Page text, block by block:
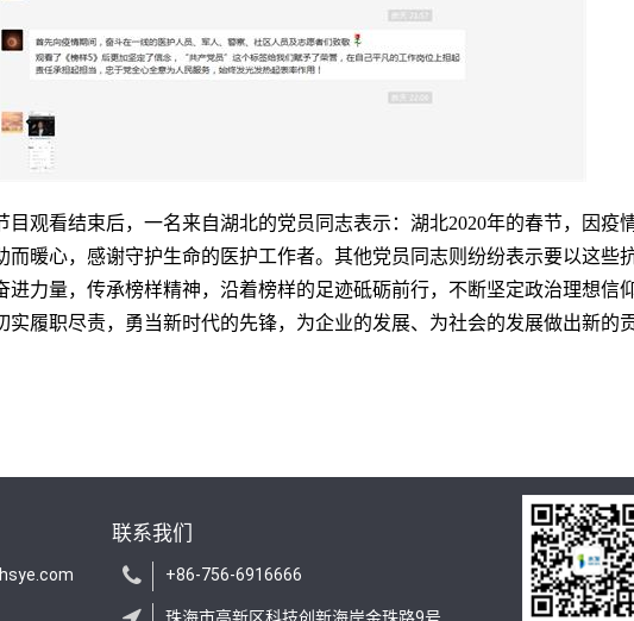
目观看结束后，一名来自湖北的党员同志表示：湖北2020年的春节，因疫
而暖心，感谢守护生命的医护工作者。其他党员同志则纷纷表示要以这些
进力量，传承榜样精神，沿着榜样的足迹砥砺前行，不断坚定政治理想信
实履职尽责，勇当新时代的先锋，为企业的发展、为社会的发展做出新的贡
联系我们
+86-756-6916666
珠海市高新区科技创新海岸金珠路9号